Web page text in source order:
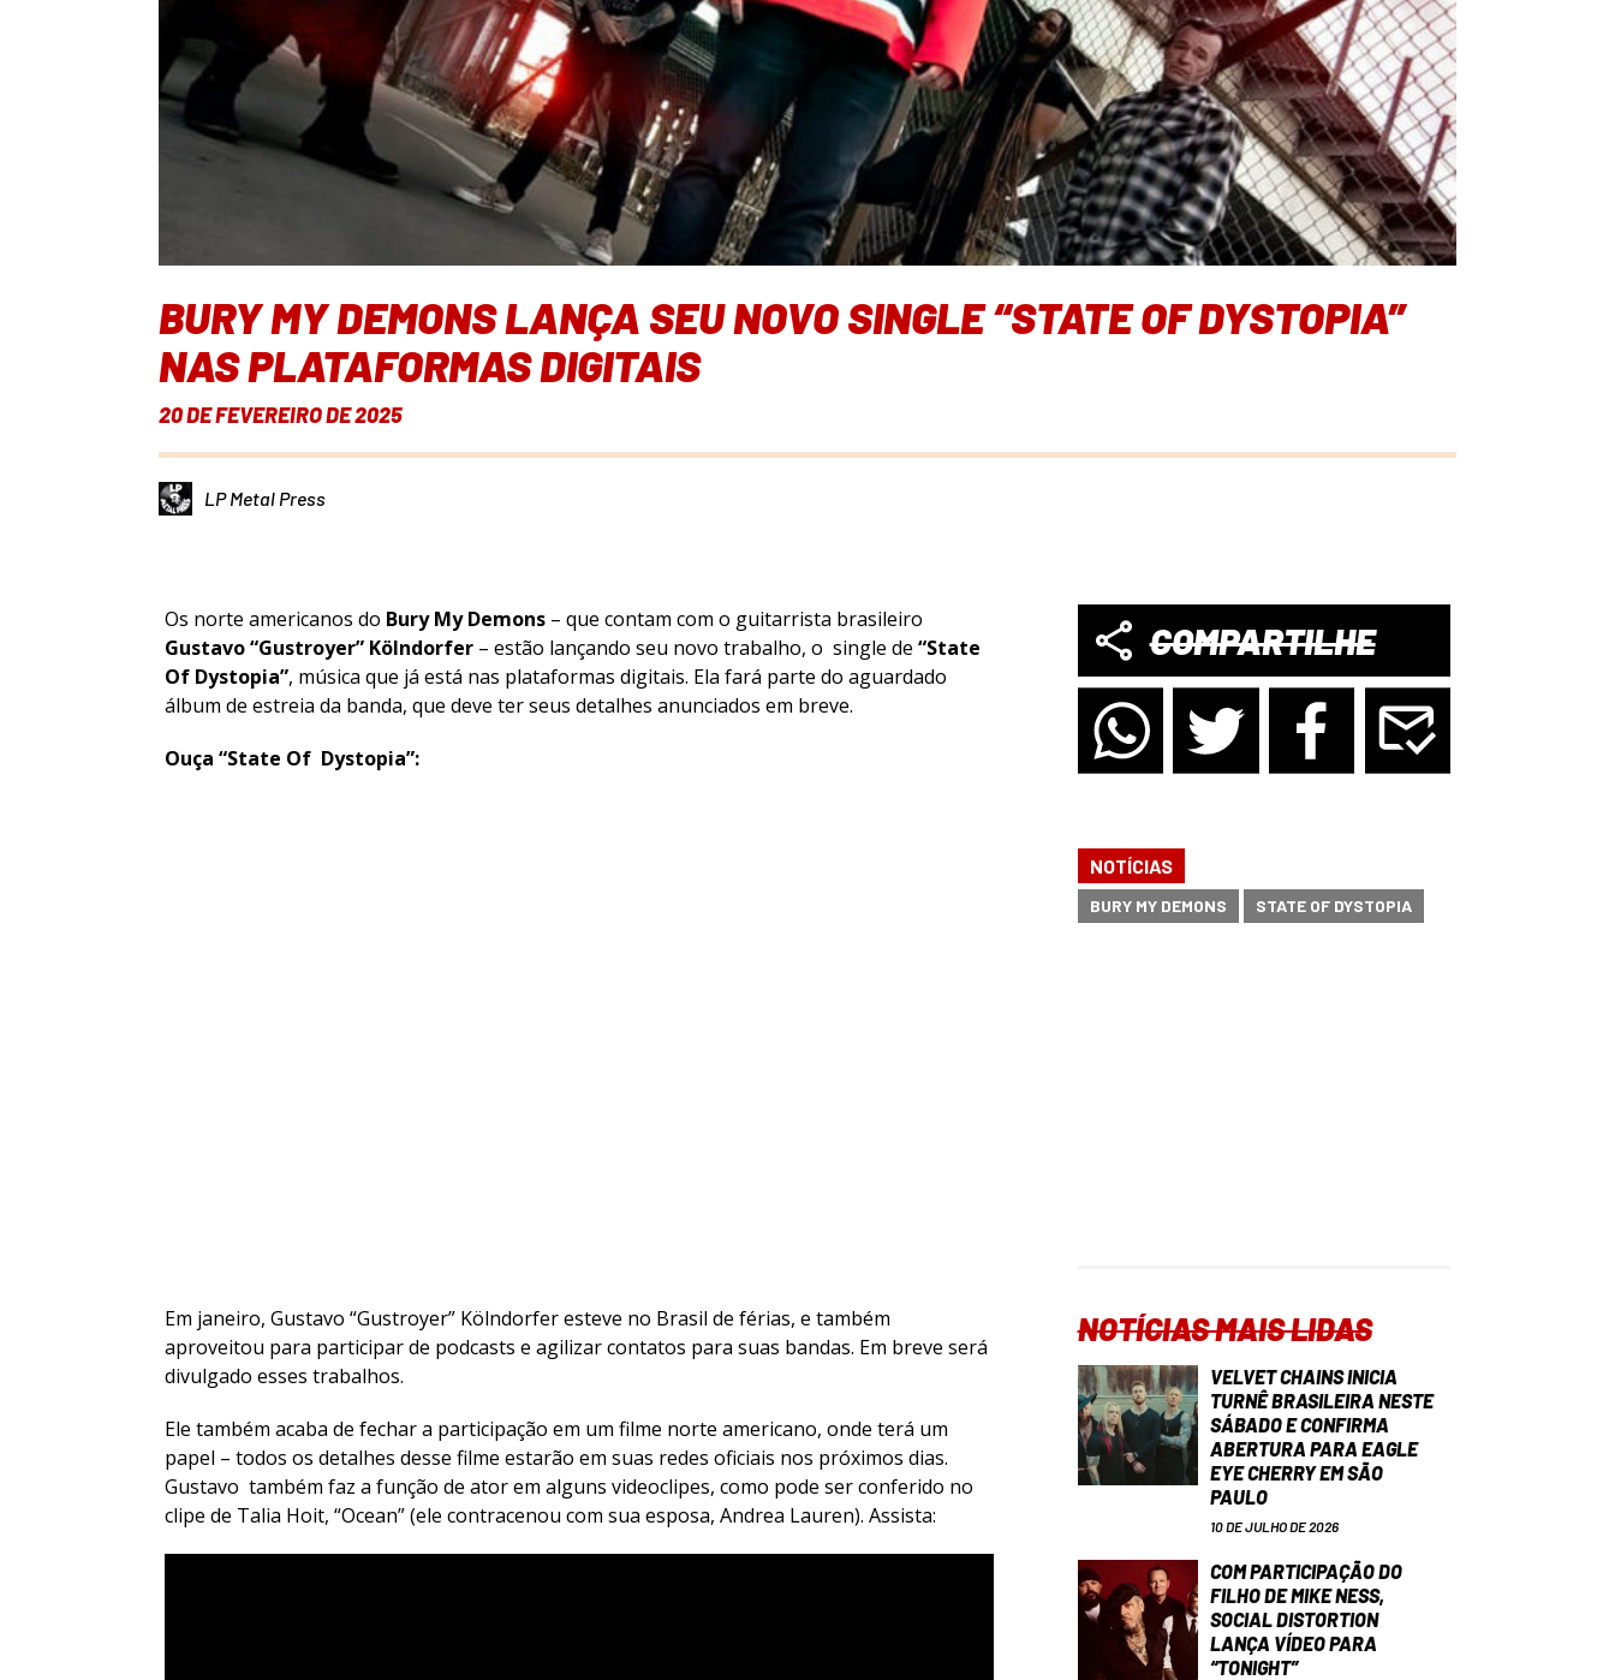
BURY MY DEMONS LANÇA SEU NOVO SINGLE “STATE OF DYSTOPIA”
NAS PLATAFORMAS DIGITAIS
20 DE FEVEREIRO DE 2025
LP Metal Press
Os norte americanos do Bury My Demons – que contam com o guitarrista brasileiro
Gustavo “Gustroyer” Kölndorfer – estão lançando seu novo trabalho, o single de “State
Of Dystopia”, música que já está nas plataformas digitais. Ela fará parte do aguardado
álbum de estreia da banda, que deve ter seus detalhes anunciados em breve.
Ouça “State Of Dystopia”:
Em janeiro, Gustavo “Gustroyer” Kölndorfer esteve no Brasil de férias, e também
aproveitou para participar de podcasts e agilizar contatos para suas bandas. Em breve será
divulgado esses trabalhos.
Ele também acaba de fechar a participação em um filme norte americano, onde terá um
papel – todos os detalhes desse filme estarão em suas redes oficiais nos próximos dias.
Gustavo também faz a função de ator em alguns videoclipes, como pode ser conferido no
clipe de Talia Hoit, “Ocean” (ele contracenou com sua esposa, Andrea Lauren). Assista:
COMPARTILHE
NOTÍCIAS
BURY MY DEMONS STATE OF DYSTOPIA
NOTÍCIAS MAIS LIDAS
VELVET CHAINS INICIA
TURNÊ BRASILEIRA NESTE
SÁBADO E CONFIRMA
ABERTURA PARA EAGLE
EYE CHERRY EM SÃO
PAULO
10 DE JULHO DE 2026
COM PARTICIPAÇÃO DO
FILHO DE MIKE NESS,
SOCIAL DISTORTION
LANÇA VÍDEO PARA
“TONIGHT”